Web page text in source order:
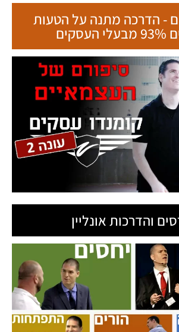
- הדרכה מתנה על הטעות
והדרכות אונליין